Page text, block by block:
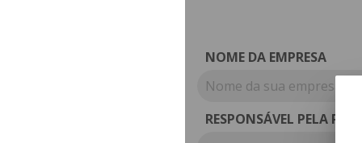
NOME DA EMPRESA
RESPONSÁVEL PELA